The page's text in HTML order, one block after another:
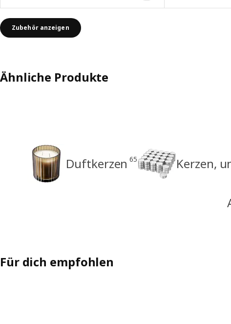
Zubehör anzeigen
Ähnliche Produkte
Duftkerzen 65 Kerzen,
Für dich empfohlen